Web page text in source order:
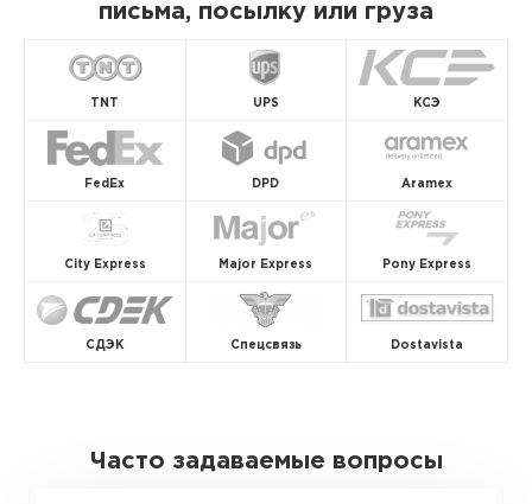
письма, посылку или груза
TNT UPS КСЭ
FedEx DPD Aramex
City Express Major Express Pony Express
СДЭК Спецсвязь Dostavista
Часто задаваемые вопросы